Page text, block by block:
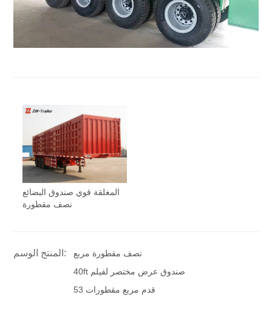
المغلقة قوي صندوق البضائع
نصف مقطورة
المنتج الوسم:
نصف مقطورة مربع
40ft صندوق عرض مختصر لفيلم
53 قدم مربع مقطورات